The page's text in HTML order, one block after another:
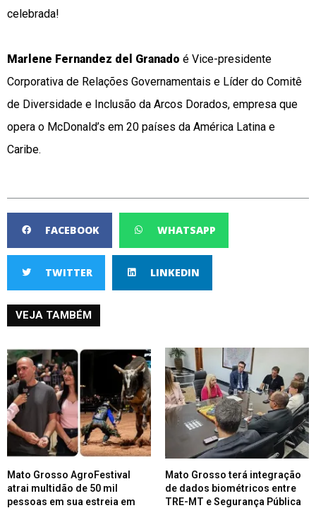
celebrada!
Marlene Fernandez del Granado é Vice-presidente
Corporativa de Relações Governamentais e Líder do Comitê
de Diversidade e Inclusão da Arcos Dorados, empresa que
opera o McDonald’s em 20 países da América Latina e
Caribe.
FACEBOOK WHATSAPP
TWITTER LINKEDIN
VEJA TAMBÉM
Mato Grosso AgroFestival
atrai multidão de 50 mil
pessoas em sua estreia em
Mato Grosso terá integração
de dados biométricos entre
TRE-MT e Segurança Pública